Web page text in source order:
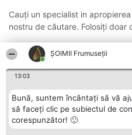
ȘOIMII Frumuseții
13:03
Bună, suntem încântați să vă
să faceți clic pe subiectul de
corespunzător! 🙂
Cauți un specialist in
nostru de căutare. Folosiți doar